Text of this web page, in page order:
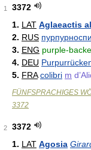
1
3372
1. LAT Aglaeactis
2. RUS
3. ENG purple-
4. DEU
5. FRA colibri m
FÜNFSPRACHIGES
3372
2
3372
1. LAT Agosia